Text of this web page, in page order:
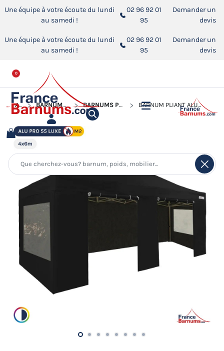
Une équipe à votre écoute du lundi
au samedi !
02 96 92 01
95
Demander un
devis
Une équipe à votre écoute du lundi
au samedi !
02 96 92 01
95
Demander un
devis
0
ACCUEIL BARNUMS PLIANTS ALUMINIUM PRO 55 LUXE M2 BARNUMS PLIANTS ALUMINIUM PRO 55 M2 AVEC FENÊTRES BARNUM PLIANT ALU PRO 55 LUXE M2 4MX6M (4 PIEDS) NOIR + PACK FENÊTRES 580GR/M²